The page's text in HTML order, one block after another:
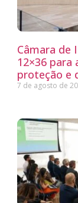
Câmara de
12×36 para
proteção e
7 de agosto de